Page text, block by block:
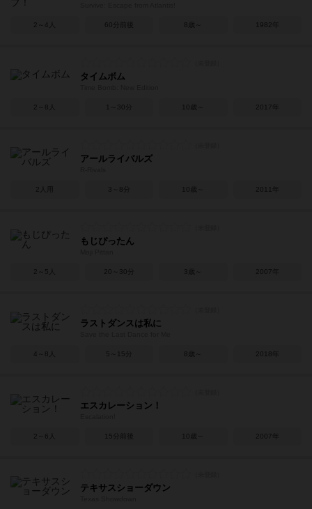
2～4人 60分前後 8歳～ 1982年
タイムボム
2～8人 1～30分 10歳～ 2017年
アールライバルズ
2人用 3～8分 10歳～ 2011年
もじぴったん
2～5人 20～30分 3歳～ 2007年
ラストダンスは私に
4～8人 5～15分 8歳～ 2018年
エスカレーション！
2～6人 15分前後 10歳～ 2007年
テキサスショーダウン